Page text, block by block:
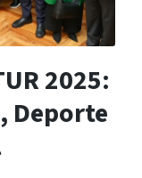
2025:
Deporte